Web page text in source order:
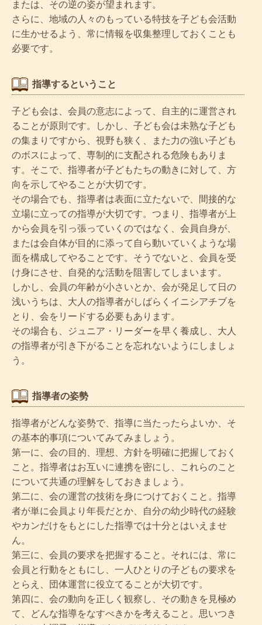
または、その逆の姿が望まれます。
さらに、地域の人々のもっている特技を子ども会活動
に生かせるよう、常に情報を収集整理しておくことも
必要です。
指導するということ
子ども会は、会員の意志によって、自主的に運営され
ることが原則です。しかし、子ども会は未熟な子ども
の集まりですから、視野も狭く、また力の強い子ども
のボスによって、専制的に支配される危険もありま
す。そこで、指導者が子どもたちの動きに対して、方
向を示してやることが大切です。
その場合でも、指導者は表面に立たないで、間接的な
立場に立っての指導が大切です。つまり、指導者が上
から会員を引っ張っていくのではなく、会員自身が、
または会自体が目的に添って自ら動いていくような場
面を構成してやることです。そうでないと、会員を受
け身にさせ、自発的な活動を阻害してしまいます。
しかし、会員の年齢が小さいとか、会が発足して日の
浅いうちは、大人の指導者がしばらくイニシアチブを
とり、会をリードする必要もあります。
その場合も、ジュニア・リーダーを早く養成し、大人
の指導者が引き下がることを忘れないようにしましょ
う。
指導者の姿勢
指導者がどんな姿勢で、指導に当たったらよいか、そ
の基本的事項についてみてみましょう。
第一に、会の目的、理想、方針を明確に把握しておく
こと。指導者はお互いに連携を密にし、これらのこと
について共通の理解をしておきましょう。
第二に、会の運営の技術を身につけておくこと。指導
者が単に会員より年長だとか、自分の幼少時代の経験
やカンだけをもとにした指導では十分とはいえませ
ん。
第三に、会員の要求を把握すること。それには、常に
会員と行動をともにし、一人ひとりの子どもの要求を
とらえ、団体運営に役立てることが大切です。
第四に、会の動向を正しく観察し、その動きを見極め
て、どんな指導をなすべきかを考えること。思いつき